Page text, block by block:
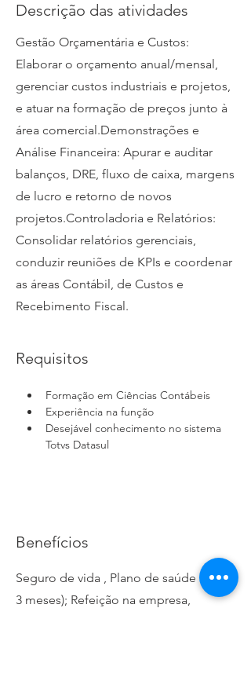
Descrição das atividades
Gestão Orçamentária e Custos:
Elaborar o orçamento anual/mensal,
gerenciar custos industriais e projetos,
e atuar na formação de preços junto à
área comercial.Demonstrações e
Análise Financeira: Apurar e auditar
balanços, DRE, fluxo de caixa, margens
de lucro e retorno de novos
projetos.Controladoria e Relatórios:
Consolidar relatórios gerenciais,
conduzir reuniões de KPIs e coordenar
as áreas Contábil, de Custos e
Recebimento Fiscal.
Requisitos
Formação em Ciências Contábeis
Experiência na função
Desejável conhecimento no sistema
Totvs Datasul
Benefícios
Seguro de vida , Plano de saúde (após
3 meses); Refeição na empresa,